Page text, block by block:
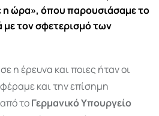
ώρα», όπου παρουσιάσαμε το
με τον σφετερισμό των
η έρευνα και ποιες ήταν οι
και την επίσημη
τοΓερμανικό Υπουργείο